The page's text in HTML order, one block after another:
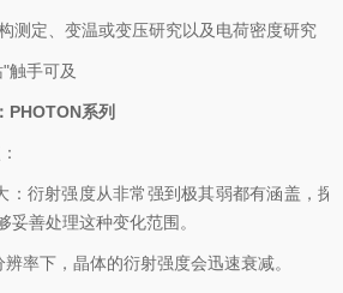
测定、变温或变压研究以及电荷密度研究
触手可及
PHOTON系列
：衍射强度从非常强到极其弱都有涵盖，探
妥善处理这种变化范围。
率下，晶体的衍射强度会迅速衰减。